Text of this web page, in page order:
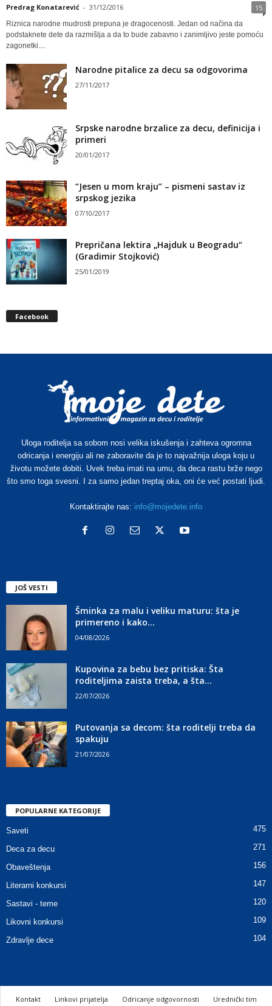
Predrag Konatarević - 31/12/2016 15
Riznica narodne mudrosti prepuna je dragocenosti. Jedan od načina da
podstaknete dete da razmišlja a da to bude zabavno i zanimljivo jeste pomoću
zagonetki....
Narodne pitalice za decu sa odgovorima
27/11/2017
Srpske narodne brzalice za decu, definicija i
primeri
20/01/2017
“Jesen u mom kraju” – pismeni sastav iz
srpskog jezika
07/10/2017
Prepričana lektira „Hajduk u Beogradu“
(Gradimir Stojković)
25/01/2019
Facebook
Uloga roditelja sa sobom nosi velika iskušenja i zahteva ogromna
odricanja i energiju ali ne zaboravite da je to najvažnija uloga koju u
životu možete dobiti. Uvek treba imati na umu, da deca rastu brže nego
što smo toga svesni. I za samo jedan treptaj oka, oni će već postati ljudi.
Kontaktirajte nas: info@mojedete.info
JOŠ VESTI
Šminka za malu i veliku maturu: šta je
primereno i kako...
04/08/2026
Kupovina za bebu bez pritiska: Šta
roditeljima zaista treba, a šta...
22/07/2026
Putovanja sa decom: šta roditelji treba da
spakuju
21/07/2026
POPULARNE KATEGORIJE
Saveti 475
Deca za decu 271
Obaveštenja 156
Literarni konkursi 147
Sastavi - teme 120
Likovni konkursi 109
Zdravlje dece 104
Kontakt Linkovi prijatelja Odricanje odgovornosti Urednički tim